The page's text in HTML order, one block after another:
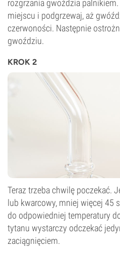
rozgrzania gwoździa
miejscu i podgrzewaj, aż
czerwoności. Następnie
gwoździu.
KROK 2
Teraz trzeba chwilę poczekać.
lub kwarcowy, mniej więcej 45
do odpowiedniej temperatury
tytanu wystarczy odczekać
zaciągnięciem.